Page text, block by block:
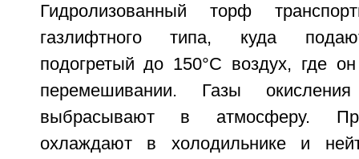
Гидролизованный торф
газлифтного типа, куда
подогретый до 150°С воздух, где
перемешивании. Газы
выбрасывают в атмосферу.
охлаждают в холодильнике и